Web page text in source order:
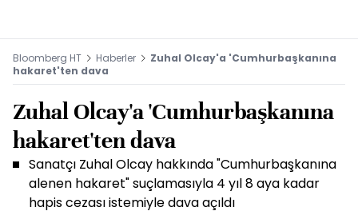
Bloomberg HT Haberler
Zuhal Olcay'a 'Cumhurbaşkanına
hakaret'ten dava
Zuhal Olcay'a 'Cumhurbaşkanına
hakaret'ten dava
Sanatçı Zuhal Olcay hakkında "Cumhurbaşkanına
alenen hakaret" suçlamasıyla 4 yıl 8 aya kadar
hapis cezası istemiyle dava açıldı